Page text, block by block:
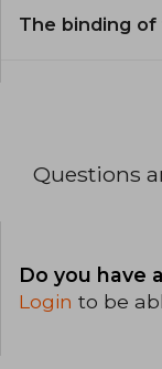
The binding
Questions
Do you have
Login to be